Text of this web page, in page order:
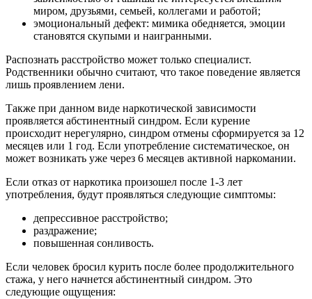
миром, друзьями, семьей, коллегами и работой;
эмоциональный дефект: мимика обедняется, эмоции
становятся скупыми и наигранными.
Распознать расстройство может только специалист.
Родственники обычно считают, что такое поведение является
лишь проявлением лени.
Также при данном виде наркотической зависимости
проявляется абстинентный синдром. Если курение
происходит нерегулярно, синдром отмены сформируется за 12
месяцев или 1 год. Если употребление систематическое, он
может возникать уже через 6 месяцев активной наркомании.
Если отказ от наркотика произошел после 1-3 лет
употребления, будут проявляться следующие симптомы:
депрессивное расстройство;
раздражение;
повышенная сонливость.
Если человек бросил курить после более продолжительного
стажа, у него начнется абстинентный синдром. Это
следующие ощущения: